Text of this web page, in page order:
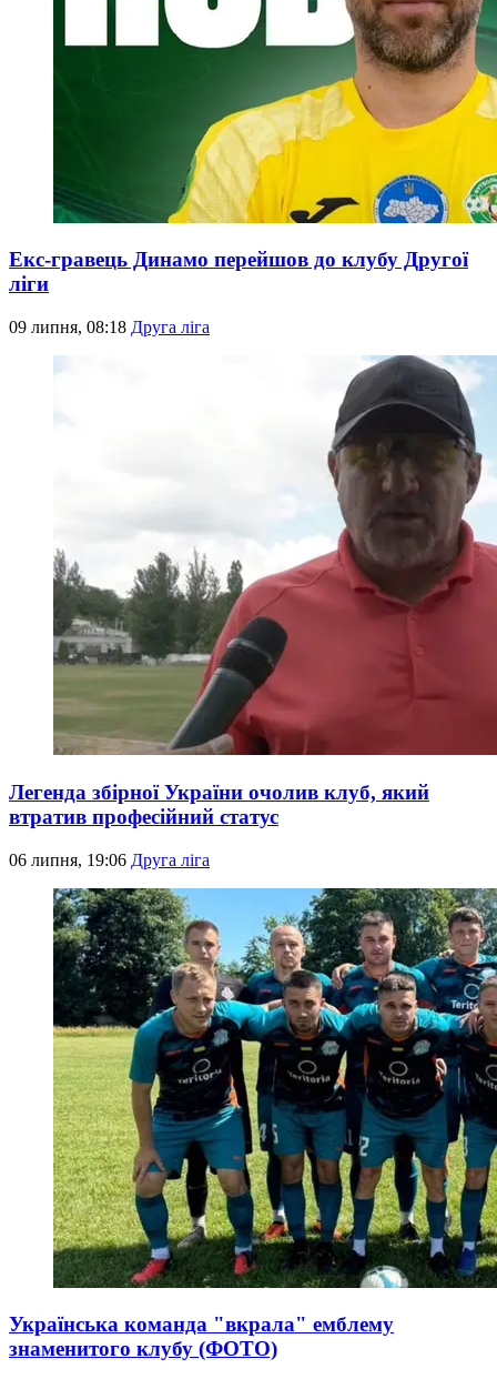
Екс-гравець Динамо перейшов до клубу Другої
ліги
09 липня, 08:18 Друга ліга
Легенда збірної України очолив клуб, який
втратив професійний статус
06 липня, 19:06 Друга ліга
Українська команда "вкрала" емблему
знаменитого клубу (ФОТО)